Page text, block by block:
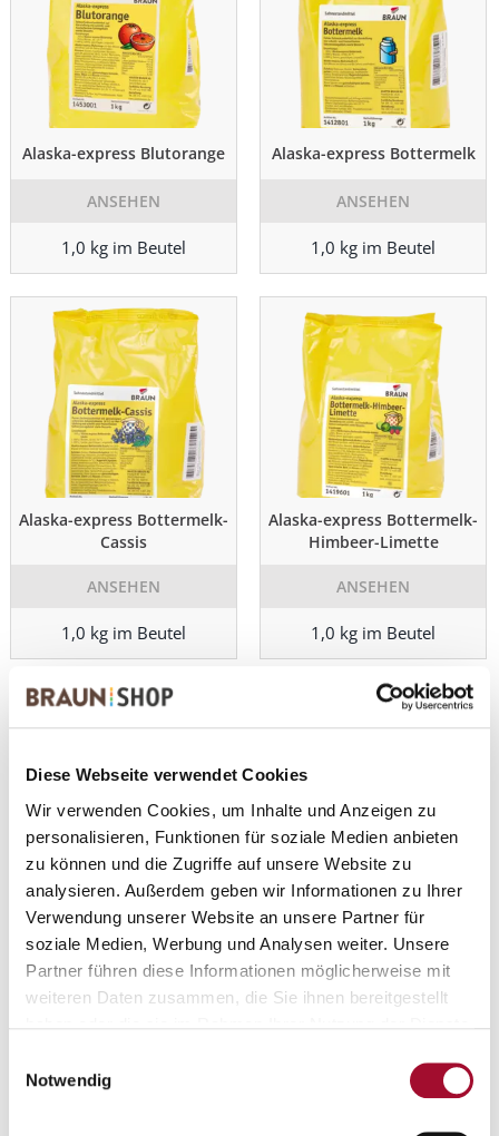
Diese Webseite verwendet Cookies
Wir verwenden Cookies, um Inhalte und Anzeigen zu
personalisieren, Funktionen für soziale Medien anbieten
zu können und die Zugriffe auf unsere Website zu
analysieren. Außerdem geben wir Informationen zu Ihrer
Verwendung unserer Website an unsere Partner für
soziale Medien, Werbung und Analysen weiter. Unsere
Partner führen diese Informationen möglicherweise mit
weiteren Daten zusammen, die Sie ihnen bereitgestellt
Notwendig
Alaska-express Blutorange
ANSEHEN
1,0 kg im Beutel
Alaska-express Bottermelk
ANSEHEN
1,0 kg im Beutel
Alaska-express Bottermelk-
Cassis
ANSEHEN
1,0 kg im Beutel
Alaska-express Bottermelk-
Himbeer-Limette
ANSEHEN
1,0 kg im Beutel
Alaska-express Bottermelk-
Waldfrucht
ANSEHEN
Alaska-express Bratapfel
ANSEHEN